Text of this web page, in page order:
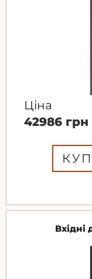
Ціна
42986 грн
Вхідні